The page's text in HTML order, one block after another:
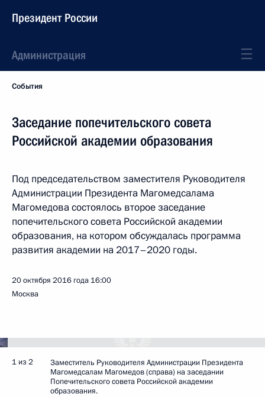
Президент России
Администрация
События
Заседание попечительского совета
Российской академии образования
Под председательством заместителя Руководителя
Администрации Президента Магомедсалама
Магомедова состоялось второе заседание
попечительского совета Российской академии
образования, на котором обсуждалась программа
развития академии на 2017–2020 годы.
20 октября 2016 года 16:00
Москва
1 из 2
Заместитель Руководителя Администрации Президента
Магомедсалам Магомедов (справа) на заседании
Попечительского совета Российской академии
образования.